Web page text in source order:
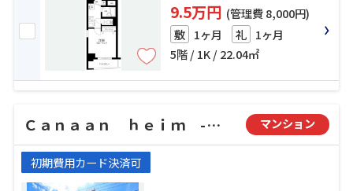
9.5万円 (管理費 8,000円)
敷 1ヶ月 礼 1ヶ月
5階 / 1K / 22.04㎡
Ｃａｎａａｎ ｈｅｉｍ -カナンハイム- マンション
初期費用カード決済可